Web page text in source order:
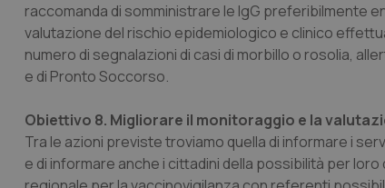
raccomanda di somministrare le IgG preferibilmente
valutazione del rischio epidemiologico e clinico
numero di segnalazioni di casi di morbillo o rosolia,
e di Pronto Soccorso.
Obiettivo 8. Migliorare il monitoraggio e la
Tra le azioni previste troviamo quella di informare i
e di informare anche i cittadini della possibilità per
__Secure-YNID
__Secure-
tracking-sites-